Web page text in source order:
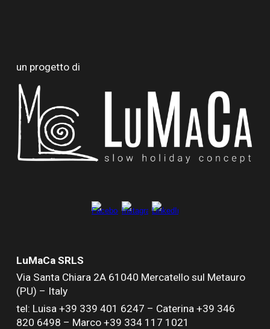
un progetto di
LuMaCa SRLS
Via Santa Chiara 2A 61040 Mercatello sul Metauro
(PU) – Italy
tel: Luisa +39 339 401 6247 – Caterina +39 346
820 6498 – Marco +39 334 117 1021